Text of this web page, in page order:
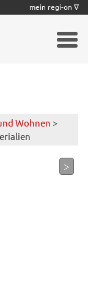
Wohnen >
>
mein regi-on ∇